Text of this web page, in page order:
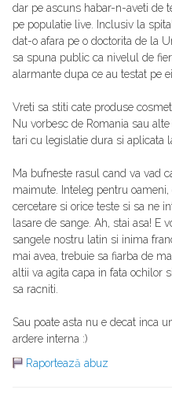
dar pe ascuns habar-n-aveti de
pe populatie live. Inclusiv la
dat-o afara pe o doctorita de la
sa spuna public ca nivelul de
alarmante dupa ce au testat pe
Vreti sa stiti cate produse
Nu vorbesc de Romania sau
tari cu legislatie dura si aplicata
Ma bufneste rasul cand va vad
maimute. Inteleg pentru
cercetare si orice teste si sa ne
lasare de sange. Ah, stai asa! E
sangele nostru latin si inima
mai avea, trebuie sa fiarba de
altii va agita capa in fata ochilor
sa racniti.
Sau poate asta nu e decat inca
ardere interna :)
Raportează abuz